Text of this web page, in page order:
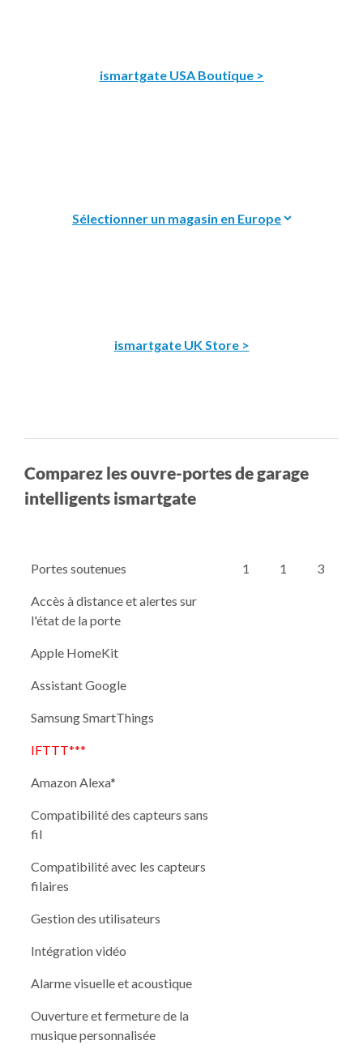
ismartgate USA Boutique >
ismartgate UK Store >
Comparez les ouvre-portes de garage
intelligents ismartgate
Portes soutenues 1 1 3
Accès à distance et alertes sur
l'état de la porte
Apple HomeKit
Assistant Google
Samsung SmartThings
IFTTT***
Amazon Alexa*
Compatibilité des capteurs sans
fil
Compatibilité avec les capteurs
filaires
Gestion des utilisateurs
Intégration vidéo
Alarme visuelle et acoustique
Ouverture et fermeture de la
musique personnalisée